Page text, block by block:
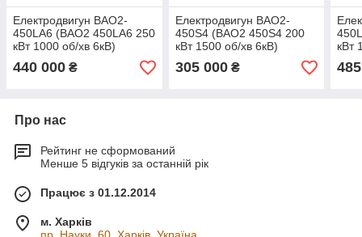
Електродвигун ВАО2-
450LA6 (ВАО2 450LA6 250
кВт 1000 об/хв 6кВ)
440 000 ₴
Електродвигун ВАО2-
450S4 (ВАО2 450S4 200
кВт 1500 об/хв 6кВ)
305 000₴
кВт
Про нас
Рейтинг не сформований
Менше 5 відгуків за останній рік
Працює з 01.12.2014
м. Харків